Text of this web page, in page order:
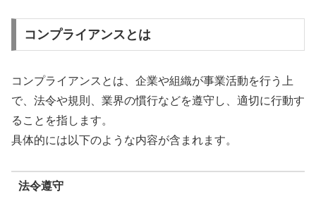
コンプライアンスとは
コンプライアンスとは、企業や組織が事業活動を行う上
で、法令や規則、業界の慣行などを遵守し、適切に行動す
ることを指します。
具体的には以下のような内容が含まれます。
法令遵守